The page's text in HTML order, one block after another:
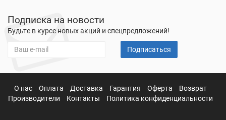
Подписка на новости
Будьте в курсе новых акций и спецпредложений!
Подписаться
О нас Оплата Доставка Гарантия Оферта
Возврат
Производители
Контакты Политика конфиденциальности